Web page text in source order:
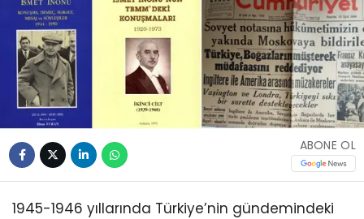
ABONE OL
1945-1946 yıllarında Türkiye’nin gündemindeki